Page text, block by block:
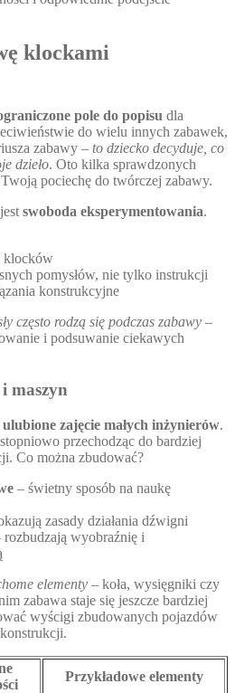
klockami
pole do popisu dla
do wielu innych zabawek,
zabawy – to dziecko decyduje, co
dzieło. Oto kilka sprawdzonych
pociechę do twórczej zabawy.
swoboda eksperymentowania.
klocków
pomysłów, nie tylko instrukcji
konstrukcyjne
często rodzą się podczas zabawy –
i podsuwanie ciekawych
maszyn
ulubione zajęcie małych inżynierów.
przechodząc do bardziej
Co można zbudować?
– świetny sposób na naukę
zasady działania dźwigni
rozbudzają wyobraźnię i
elementy – koła, wysięgniki czy
zabawa staje się jeszcze bardziej
wyścigi zbudowanych pojazdów
Przykładowe elementy